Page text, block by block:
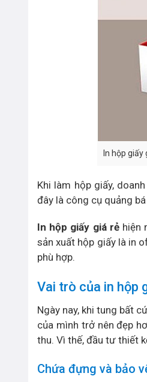
In hộp
Khi làm hộp giấy,
đây là công cụ quảng
In hộp giấy giá rẻhiện
sản xuất hộp giấy là in
phù hợp.
Vai trò của in hộp
Ngày nay, khi tung bất
của mình trở nên đẹp
thu. Vì thế, đầu tư thiết
Chứa đựng và bảo